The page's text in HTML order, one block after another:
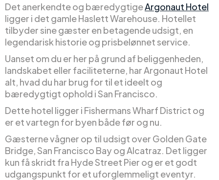
Det anerkendte og bæredygtigeArgonaut Hotel
ligger i det gamle Haslett Warehouse. Hotellet
tilbyder sine gæster en betagende udsigt, en
legendarisk historie og prisbelønnet service.
Uanset om du er her på grund af beliggenheden,
landskabet eller faciliteterne, har Argonaut Hotel
alt, hvad du har brug for til et ideelt og
bæredygtigt ophold i San Francisco.
Dette hotel ligger i Fishermans Wharf District og
er et vartegn for byen både før og nu.
Gæsterne vågner op til udsigt over Golden Gate
Bridge, San Francisco Bay og Alcatraz. Det ligger
kun få skridt fra Hyde Street Pier og er et godt
udgangspunkt for et uforglemmeligt eventyr.